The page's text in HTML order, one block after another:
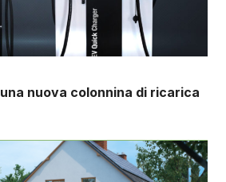
nuova colonnina di ricarica